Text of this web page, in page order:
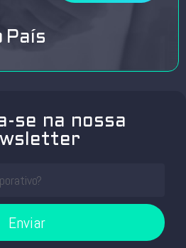
País
se na nossa
Enviar